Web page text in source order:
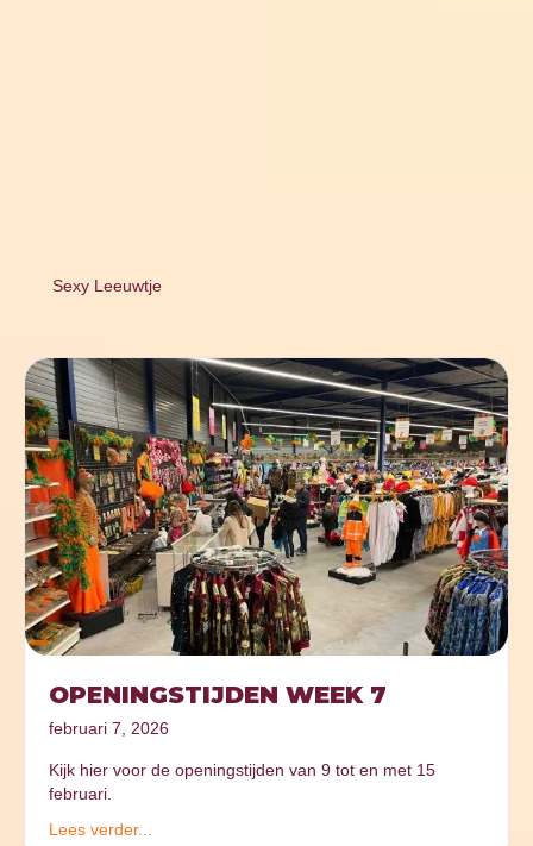
Sexy Leeuwtje
OPENINGSTIJDEN WEEK 7
februari 7, 2026
Kijk hier voor de openingstijden van 9 tot en met 15
februari.
Lees verder...